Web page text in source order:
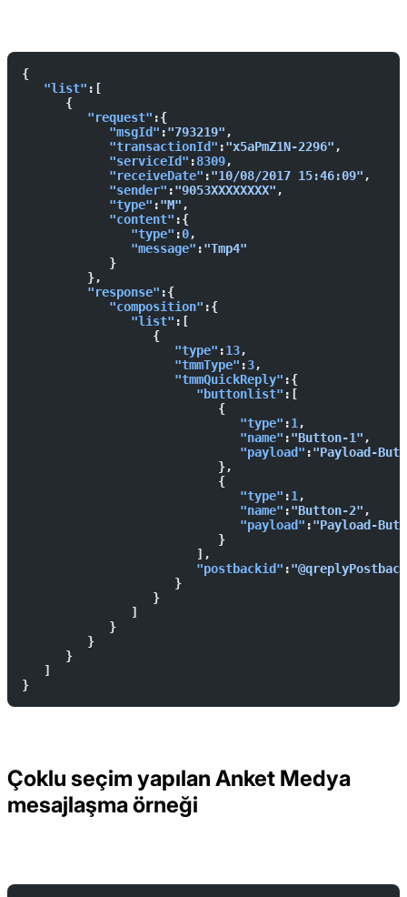
{
   "list"
:[
      {
         "request"
:{
            "msgId"
:"793219" ,
            "transactionId"
:"x5aPmZ1N-2296" ,
            "serviceId"
:8309,
            "receiveDate"
:"10/08/2017 15:46:09" ,
            "sender"
:"9053XXXXXXXX" ,
            "type"
:"M" ,
            "content"
:{
               "type"
:0,
               "message"
:"Tmp4"
            }
         },
         "response"
:{
            "composition"
:{
               "list"
:[
                  {
                     "type"
:13,
                     "tmmType"
:3,
                     "tmmQuickReply"
:{
                        "buttonlist"
:[
                           {
                              "type"
:1,
                              "name"
:"Button-1" ,
                              "payload"
:"Payload-
                           },
                           {
                              "type"
:1,
                              "name"
:"Button-2" ,
                              "payload"
:"Payload-
                           }
                        ],
                        "postbackid"
:
                     }
                  }
               ]
            }
         }
      }
   ]
}
Çoklu seçim yapılan Anket Medya
mesajlaşma örneği